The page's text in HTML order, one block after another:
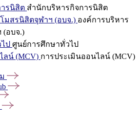
รนิสิต สำนักบริหารกิจการนิสิต
มสรนิสิตจุฬาฯ (อบจ.) องค์การบริหาร
(อบจ.)
ป ศูนย์การศึกษาทั่วไป
ลน์ (MCV) การประเมินออนไลน์ (MCV)